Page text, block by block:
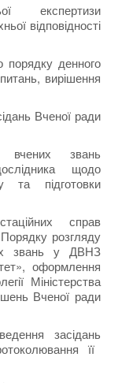
експертизи
відповідності
порядку денного
вирішення
Вченої ради
вчених звань
щодо
та підготовки
справ
розгляду
звань у ДВНЗ
оформлення
Міністерства
Вченої ради
засідань
її